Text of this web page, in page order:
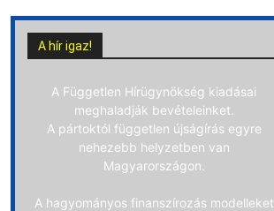
A hír igaz!
A Független Hírügynökség kiadásai
meghaladják bevételeinket.
A pártoktól független újságírás egyre
nehezebb helyzetben van
Magyarországon.
A hagyományos finanszírozás modelleket